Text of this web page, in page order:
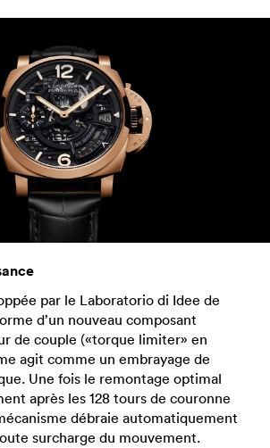
par le Laboratorio di Idee de
d’un nouveau composant
de couple («torque limiter» en
agit comme un embrayage de
Une fois le remontage optimal
après les 128 tours de couronne
débraie automatiquement
surcharge du mouvement.